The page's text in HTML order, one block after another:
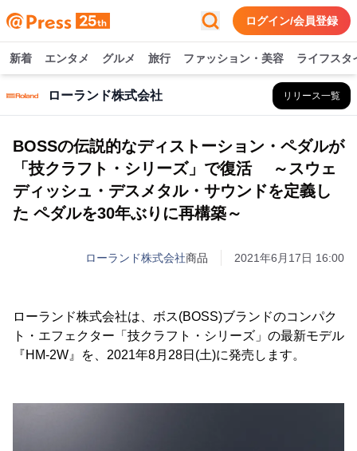
ログイン/会員登録
新着 エンタメ グルメ 旅行 ファッション・美容 ライフスタ
ローランド株式会社 リリース一覧
BOSSの伝説的なディストーション・ペダルが
「技クラフト・シリーズ」で復活 ～スウェ
ディッシュ・デスメタル・サウンドを定義し
た ペダルを30年ぶりに再構築～
ローランド株式会社商品 2021年6月17日 16:00
ローランド株式会社は、ボス(BOSS)ブランドのコンパク
ト・エフェクター「技クラフト・シリーズ」の最新モデル
『HM-2W』を、2021年8月28日(土)に発売します。